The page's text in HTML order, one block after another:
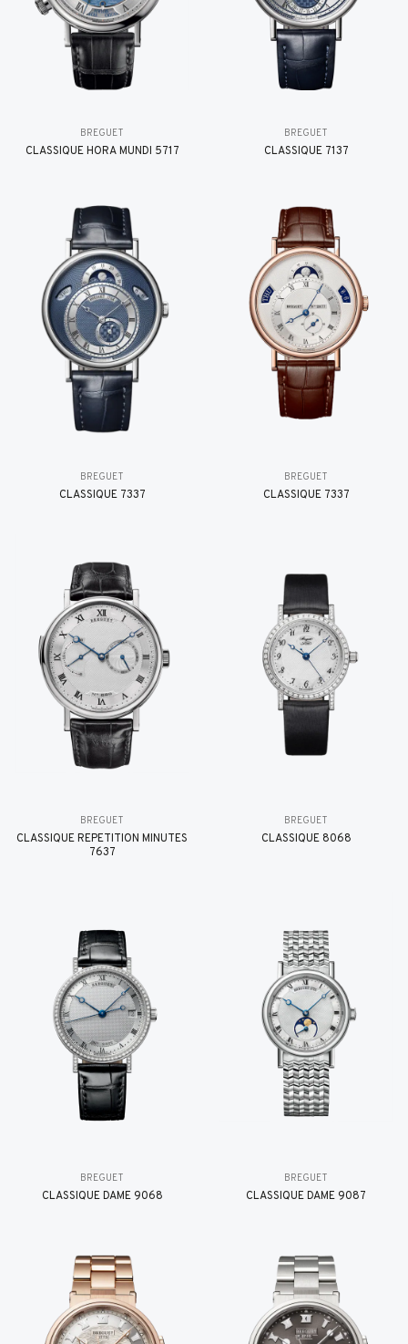
BREGUET
CLASSIQUE HORA MUNDI 5717
BREGUET
CLASSIQUE 7137
BREGUET
CLASSIQUE 7337
BREGUET
CLASSIQUE 7337
BREGUET
CLASSIQUE RÉPÉTITION MINUTES
7637
BREGUET
CLASSIQUE 8068
BREGUET
CLASSIQUE DAME 9068
BREGUET
CLASSIQUE DAME 9087